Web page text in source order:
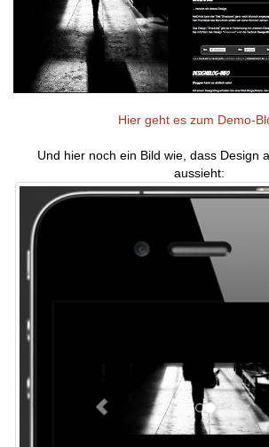
Hier geht es zum Demo-
Und hier noch ein Bild wie, dass Design
aussieht: